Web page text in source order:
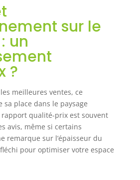
pratique favorise
essentielle pour
rendant l'accès
aux matériaux
simple et direct
Écologique et
choisissant ce
composteur en
sur le
un
?
meilleures ventes, ce
sa place dans le paysage
qualité-prix est souvent
avis, même si certains
remarque sur l’épaisseur du
pour optimiser votre espace